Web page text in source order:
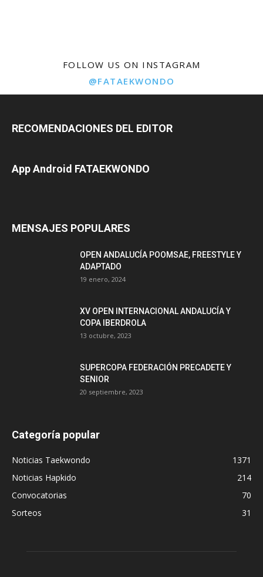
FOLLOW US ON INSTAGRAM
@FATAEKWONDO
RECOMENDACIONES DEL EDITOR
App Android FATAEKWONDO
MENSAJES POPULARES
OPEN ANDALUCÍA POOMSAE, FREESTYLE Y
ADAPTADO
19 enero, 2024
XV OPEN INTERNACIONAL ANDALUCÍA Y
COPA IBERDROLA
13 octubre, 2023
SUPERCOPA FEDERACIÓN PRECADETE Y
SENIOR
20 septiembre, 2023
Categoría popular
Noticias Taekwondo
1371
Noticias Hapkido
214
Convocatorias
70
Sorteos
31